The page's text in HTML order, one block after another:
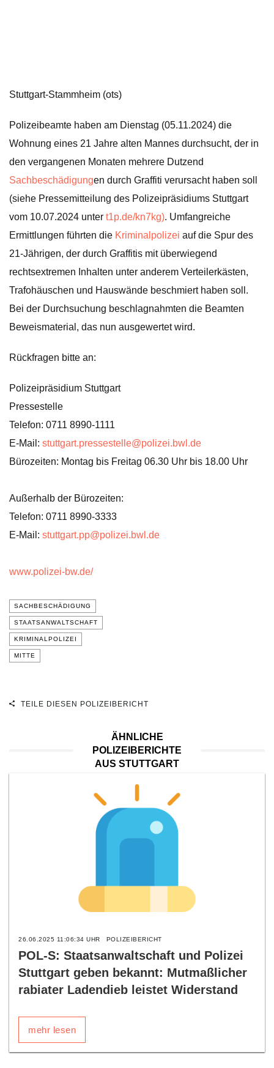
Stuttgart-Stammheim (ots)
Polizeibeamte haben am Dienstag (05.11.2024) die
Wohnung eines 21 Jahre alten Mannes durchsucht, der in
den vergangenen Monaten mehrere Dutzend
Sachbeschädigungen durch Graffiti verursacht haben soll
(siehe Pressemitteilung des Polizeipräsidiums Stuttgart
vom 10.07.2024 unter t1p.de/kn7kg). Umfangreiche
Ermittlungen führten die Kriminalpolizei auf die Spur des
21-Jährigen, der durch Graffitis mit überwiegend
rechtsextremen Inhalten unter anderem Verteilerkästen,
Trafohäuschen und Hauswände beschmiert haben soll.
Bei der Durchsuchung beschlagnahmten die Beamten
Beweismaterial, das nun ausgewertet wird.
Rückfragen bitte an:
Polizeipräsidium Stuttgart
Pressestelle
Telefon: 0711 8990-1111
E-Mail: stuttgart.pressestelle@polizei.bwl.de
Bürozeiten: Montag bis Freitag 06.30 Uhr bis 18.00 Uhr
Außerhalb der Bürozeiten:
Telefon: 0711 8990-3333
E-Mail: stuttgart.pp@polizei.bwl.de
www.polizei-bw.de/
SACHBESCHÄDIGUNG
STAATSANWALTSCHAFT
KRIMINALPOLIZEI
MITTE
TEILE DIESEN POLIZEIBERICHT
ÄHNLICHE
POLIZEIBERICHTE
AUS STUTTGART
26.06.2025 11:06:34 UHR POLIZEIBERICHT
POL-S: Staatsanwaltschaft und Polizei
Stuttgart geben bekannt: Mutmaßlicher
rabiater Ladendieb leistet Widerstand
mehr lesen